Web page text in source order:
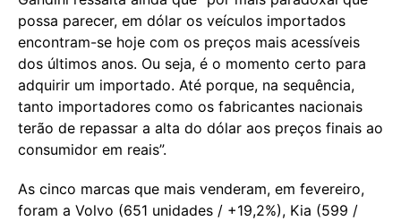
possa parecer, em dólar os veículos importados
encontram-se hoje com os preços mais acessíveis
dos últimos anos. Ou seja, é o momento certo para
adquirir um importado. Até porque, na sequência,
tanto importadores como os fabricantes nacionais
terão de repassar a alta do dólar aos preços finais ao
consumidor em reais”.
As cinco marcas que mais venderam, em fevereiro,
foram a Volvo (651 unidades / +19,2%), Kia (599 /